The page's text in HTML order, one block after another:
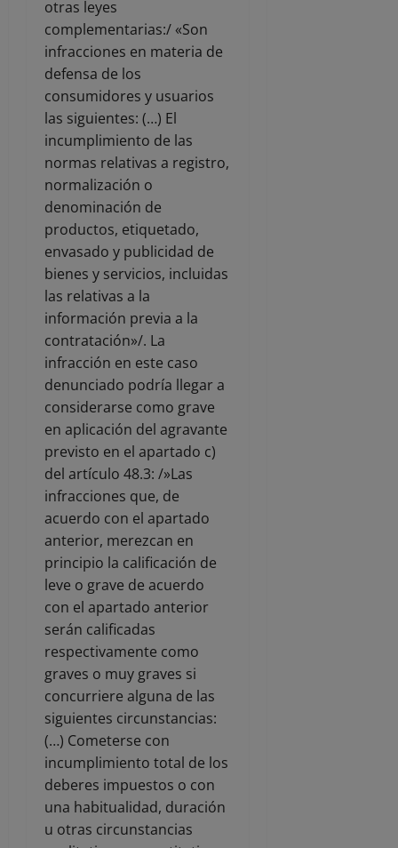
otras leyes
complementarias:/ «Son
infracciones en materia de
defensa de los
consumidores y usuarios
las siguientes: (…) El
incumplimiento de las
normas relativas a registro,
normalización o
denominación de
productos, etiquetado,
envasado y publicidad de
bienes y servicios, incluidas
las relativas a la
información previa a la
contratación»/. La
infracción en este caso
denunciado podría llegar a
considerarse como grave
en aplicación del agravante
previsto en el apartado c)
del artículo 48.3: /»Las
infracciones que, de
acuerdo con el apartado
anterior, merezcan en
principio la calificación de
leve o grave de acuerdo
con el apartado anterior
serán calificadas
respectivamente como
graves o muy graves si
concurriere alguna de las
siguientes circunstancias:
(…) Cometerse con
incumplimiento total de los
deberes impuestos o con
una habitualidad, duración
u otras circunstancias